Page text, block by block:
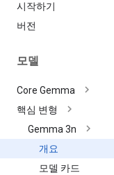
시작하기
버전
모델
Core Gemma
핵심 변형
Gemma 3n
개요
모델 카드